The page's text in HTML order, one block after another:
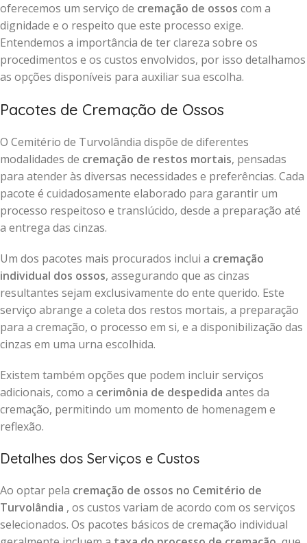
oferecemos um serviço de cremação de ossos com a
dignidade e o respeito que este processo exige.
Entendemos a importância de ter clareza sobre os
procedimentos e os custos envolvidos, por isso detalhamos
as opções disponíveis para auxiliar sua escolha.
Pacotes de Cremação de Ossos
O Cemitério de Turvolândia dispõe de diferentes
modalidades de cremação de restos mortais, pensadas
para atender às diversas necessidades e preferências. Cada
pacote é cuidadosamente elaborado para garantir um
processo respeitoso e translúcido, desde a preparação até
a entrega das cinzas.
Um dos pacotes mais procurados inclui a cremação
individual dos ossos, assegurando que as cinzas
resultantes sejam exclusivamente do ente querido. Este
serviço abrange a coleta dos restos mortais, a preparação
para a cremação, o processo em si, e a disponibilização das
cinzas em uma urna escolhida.
Existem também opções que podem incluir serviços
adicionais, como a cerimônia de despedida antes da
cremação, permitindo um momento de homenagem e
reflexão.
Detalhes dos Serviços e Custos
Ao optar pela cremação de ossos no Cemitério de
Turvolândia , os custos variam de acordo com os serviços
selecionados. Os pacotes básicos de cremação individual